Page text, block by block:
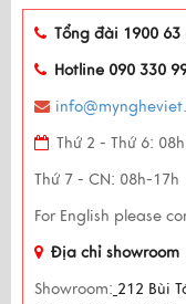
Tổng đài 1900 63
Hotline 090 330
Thứ 2 - Thứ 6:
Thứ 7 - CN: 08h-17h
For English please
Địa chỉ showroom
Showroom: 212 Bùi